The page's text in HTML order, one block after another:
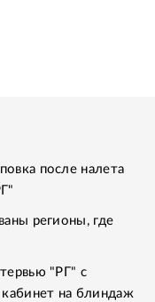
после налета
регионы, где
"РГ" с
на блиндаж